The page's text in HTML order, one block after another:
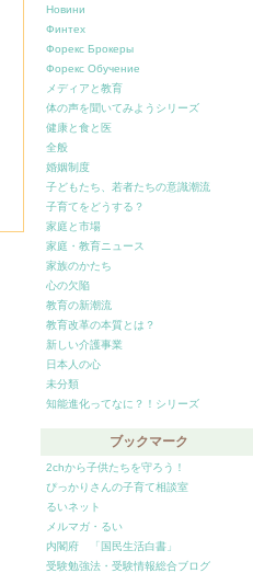
Новини
Финтех
Форекс Брокеры
Форекс Обучение
メディアと教育
体の声を聞いてみようシリーズ
健康と食と医
全般
婚姻制度
子どもたち、若者たちの意識潮流
子育てをどうする？
家庭と市場
家庭・教育ニュース
家族のかたち
心の欠陥
教育の新潮流
教育改革の本質とは？
新しい介護事業
日本人の心
未分類
知能進化ってなに？！シリーズ
ブックマーク
2chから子供たちを守ろう！
ぴっかりさんの子育て相談室
るいネット
メルマガ・るい
内閣府 「国民生活白書」
受験勉強法・受験情報総合ブログ